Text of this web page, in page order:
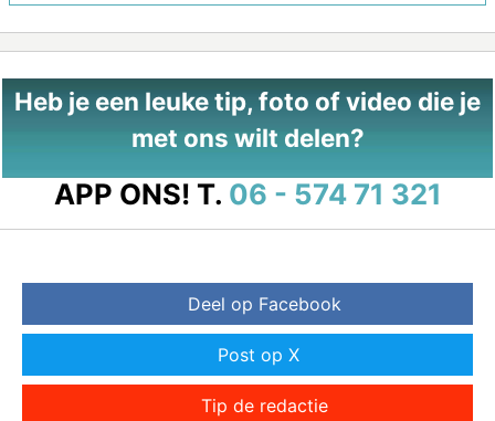
Heb je een leuke tip, foto of video die je
met ons wilt delen?
APP ONS! T. 06 - 574 71 321
Deel op Facebook
Post op X
Tip de redactie